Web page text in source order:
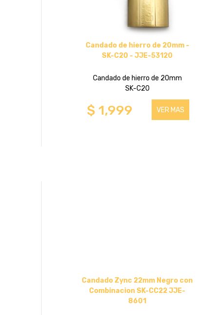
Candado de hierro de 20mm -
SK-C20 - JJE-53120
Candado de hierro de 20mm
SK-C20
$ 1,999 VER MAS
Candado Zync 22mm Negro con
Combinacion SK-CC22 JJE-
8601